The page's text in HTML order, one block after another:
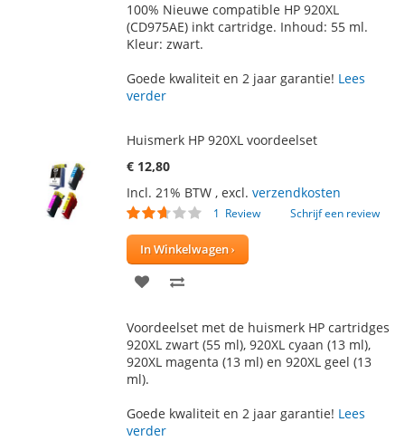
AAN TE
100% Nieuwe compatible HP 920XL
(CD975AE) inkt cartridge. Inhoud: 55 ml.
Kleur: zwart.
Goede kwaliteit en 2 jaar garantie! Lees
verder
Huismerk HP 920XL voordeelset
€ 12,80
Incl. 21% BTW , excl. verzendkosten
Waardering:
1 Review Schrijf een review
In Winkelwagen
VOEG
AAN
VERLANGLIJST
TE
VERGELIJKEN
Voordeelset met de huismerk HP cartridges
920XL zwart (55 ml), 920XL cyaan (13 ml),
920XL magenta (13 ml) en 920XL geel (13
ml).
Goede kwaliteit en 2 jaar garantie! Lees
verder